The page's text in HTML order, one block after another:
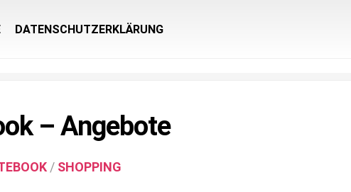
DATENSCHUTZERKLÄRUNG
– Angebote
/ SHOPPING